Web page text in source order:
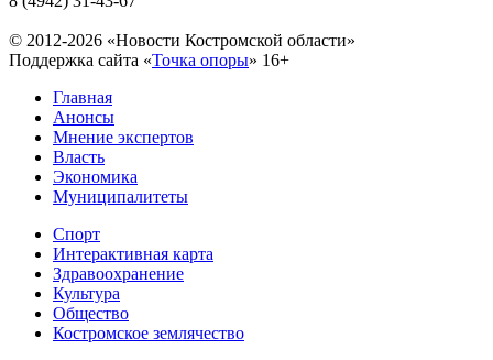
© 2012-2026 «Новости Костромской области»
Поддержка сайта «Точка опоры» 16+
Главная
Анонсы
Мнение экспертов
Власть
Экономика
Муниципалитеты
Спорт
Интерактивная карта
Здравоохранение
Культура
Общество
Костромское землячество